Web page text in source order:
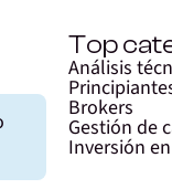
Top
Análisis
Brokers
Gestión de
Inversión